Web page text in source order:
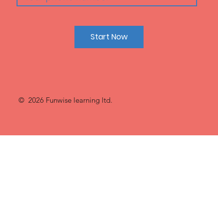
Start Now
© 2026 Funwise learning ltd.